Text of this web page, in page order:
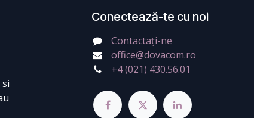
Conectează-te cu noi
Contactați-ne
office@dovacom.ro
+4 (021) 430.56.01